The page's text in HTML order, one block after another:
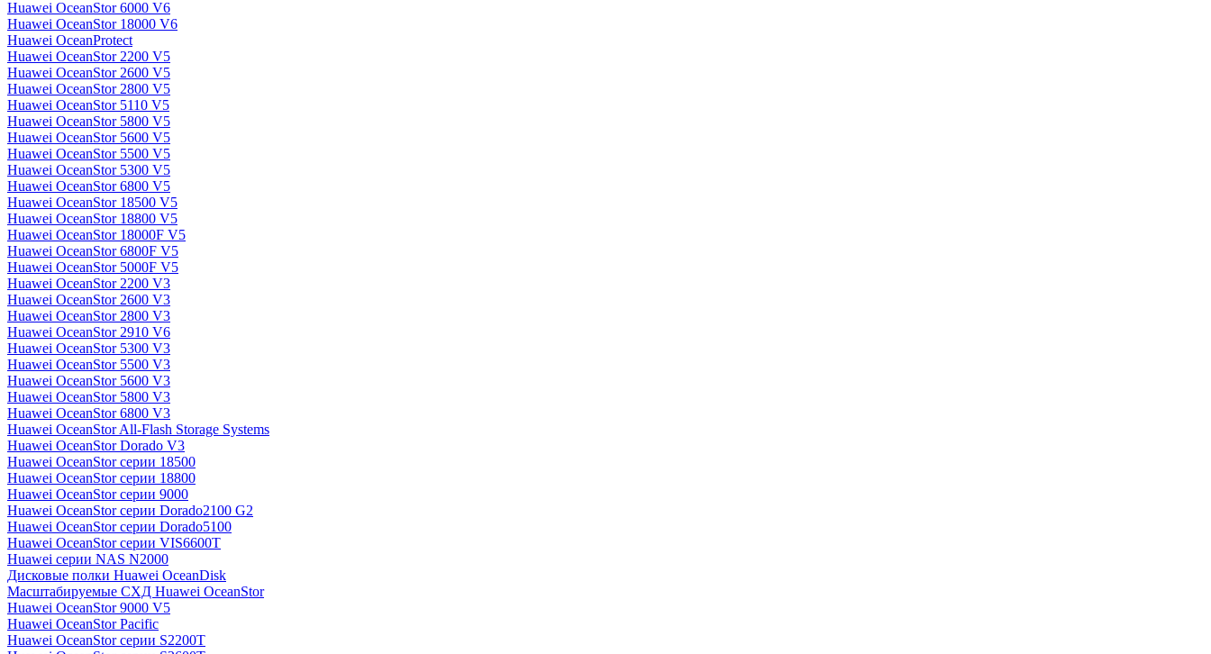
Huawei OceanStor 6000 V6
Huawei OceanStor 18000 V6
Huawei OceanProtect
Huawei OceanStor 2200 V5
Huawei OceanStor 2600 V5
Huawei OceanStor 2800 V5
Huawei OceanStor 5110 V5
Huawei OceanStor 5800 V5
Huawei OceanStor 5600 V5
Huawei OceanStor 5500 V5
Huawei OceanStor 5300 V5
Huawei OceanStor 6800 V5
Huawei OceanStor 18500 V5
Huawei OceanStor 18800 V5
Huawei OceanStor 18000F V5
Huawei OceanStor 6800F V5
Huawei OceanStor 5000F V5
Huawei OceanStor 2200 V3
Huawei OceanStor 2600 V3
Huawei OceanStor 2800 V3
Huawei OceanStor 2910 V6
Huawei OceanStor 5300 V3
Huawei OceanStor 5500 V3
Huawei OceanStor 5600 V3
Huawei OceanStor 5800 V3
Huawei OceanStor 6800 V3
Huawei OceanStor All-Flash Storage Systems
Huawei OceanStor Dorado V3
Huawei OceanStor серии 18500
Huawei OceanStor серии 18800
Huawei OceanStor серии 9000
Huawei OceanStor серии Dorado2100 G2
Huawei OceanStor серии Dorado5100
Huawei OceanStor серии VIS6600T
Huawei серии NAS N2000
Дисковые полки Huawei OceanDisk
Масштабируемые СХД Huawei OceanStor
Huawei OceanStor 9000 V5
Huawei OceanStor Pacific
Huawei OceanStor серии S2200T